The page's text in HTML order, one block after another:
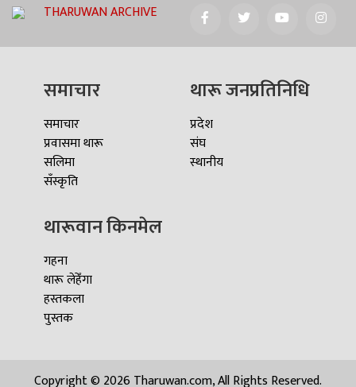
THARUWAN ARCHIVE
समाचार
समाचार
प्रवासमा थारू
सलिमा
सँस्कृति
थारू जनप्रतिनिधि
प्रदेश
संघ
स्थानीय
थारूवान किनमेल
गहना
थारू लेहेँगा
हस्तकला
पुस्तक
Copyright © 2026 Tharuwan.com, All Rights Reserved.